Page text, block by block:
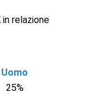
relazione
Uomo
25%